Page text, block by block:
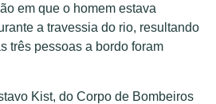
em que o homem estava
a travessia do rio, resultando
três pessoas a bordo foram
Kist, do Corpo de Bombeiros